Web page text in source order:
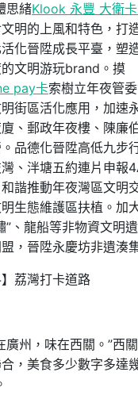
思緒Klook 永豐 大衛
明的上風和特色，打
化晉陞成長平臺，塑
文明游玩brand。摸
pay卡索樹立年夜管
街區活化應用，加速
、郵政年夜樓、陳廉
品德化晉陞高低九步
、泮塘五約連片申報
諧推動年夜灣區文明
生態維護區扶植。加
”、龍船等非物資文明
，晉陞永慶坊非遺湊
】荔灣打卡道路
廣州，味在西關。”西
，美食多少數字多達